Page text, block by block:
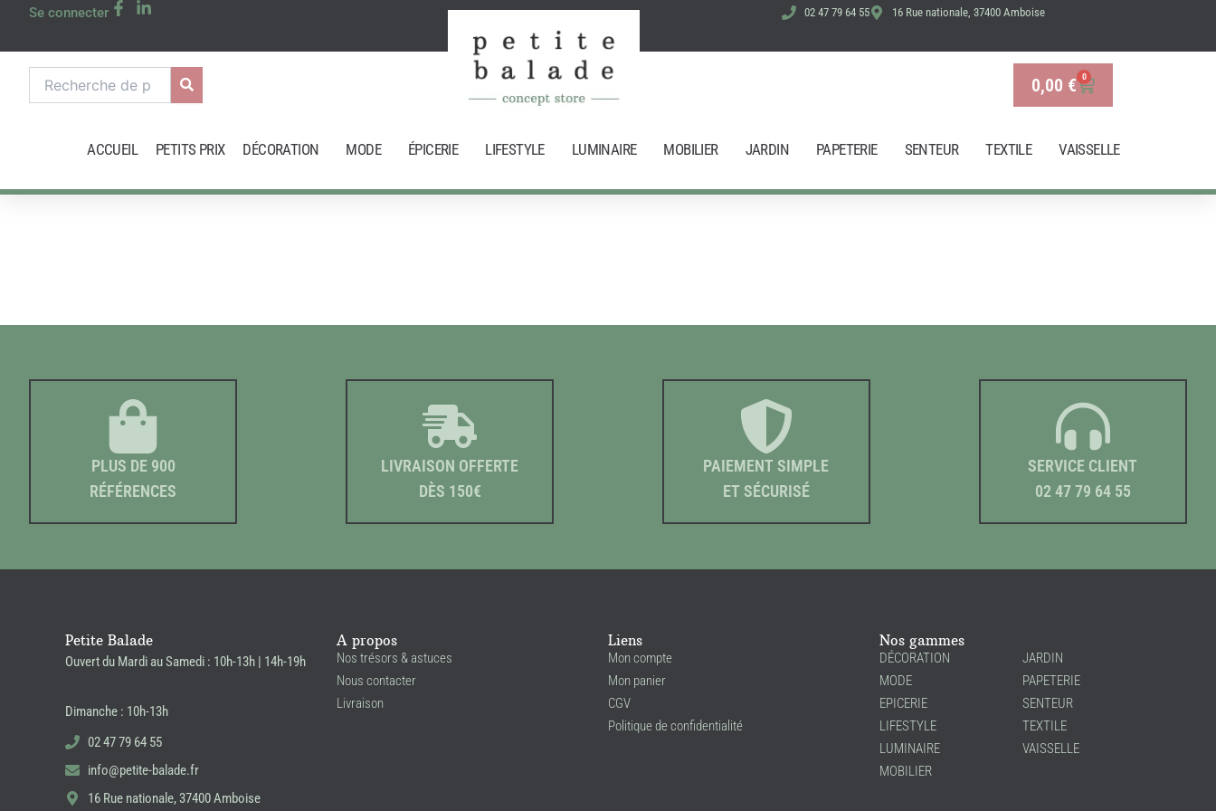
Se connecter 02 47 79 64 55 16 Rue nationale, 37400 Amboise
pour :
0,00 € 0
Panier
ACCUEIL PETITS PRIX DÉCORATION MODE ÉPICERIE LIFESTYLE LUMINAIRE MOBILIER JARDIN PAPETERIE SENTEUR TEXTILE VAISSELLE
PLUS DE 900
RÉFÉRENCES
LIVRAISON OFFERTE
DÈS 150€
PAIEMENT SIMPLE
ET SÉCURISÉ
SERVICE CLIENT
02 47 79 64 55
Petite Balade
Ouvert du Mardi au Samedi : 10h-13h | 14h-19h
Dimanche : 10h-13h
02 47 79 64 55
info@petite-balade.fr
16 Rue nationale, 37400 Amboise
A propos
Nos trésors & astuces
Nous contacter
Livraison
Liens
Mon compte
Mon panier
CGV
Politique de confidentialité
Nos gammes
DÉCORATION
MODE
EPICERIE
LIFESTYLE
LUMINAIRE
MOBILIER
JARDIN
PAPETERIE
SENTEUR
TEXTILE
VAISSELLE